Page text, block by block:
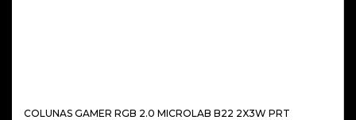
COLUNAS GAMER RGB 2.0 MICROLAB B22 2X3W PRT